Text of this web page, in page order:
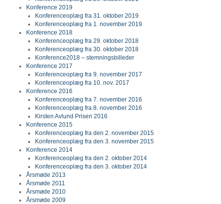
Konference 2019
Konferenceoplæg fra 31. oktober 2019
Konferenceoplæg fra 1. november 2019
Konference 2018
Konferenceoplæg fra 29. oktober 2018
Konferenceoplæg fra 30. oktober 2018
Konference2018 – stemningsbilleder
Konference 2017
Konferenceoplæg fra 9. november 2017
Konferenceoplæg fra 10. nov. 2017
Konference 2016
Konferenceoplæg fra 7. november 2016
Konferenceoplæg fra 8. november 2016
Kirsten Avlund Prisen 2016
Konference 2015
Konferenceoplæg fra den 2. november 2015
Konferenceoplæg fra den 3. november 2015
Konference 2014
Konferenceoplæg fra den 2. oktober 2014
Konferenceoplæg fra den 3. oktober 2014
Årsmøde 2013
Årsmøde 2011
Årsmøde 2010
Årsmøde 2009